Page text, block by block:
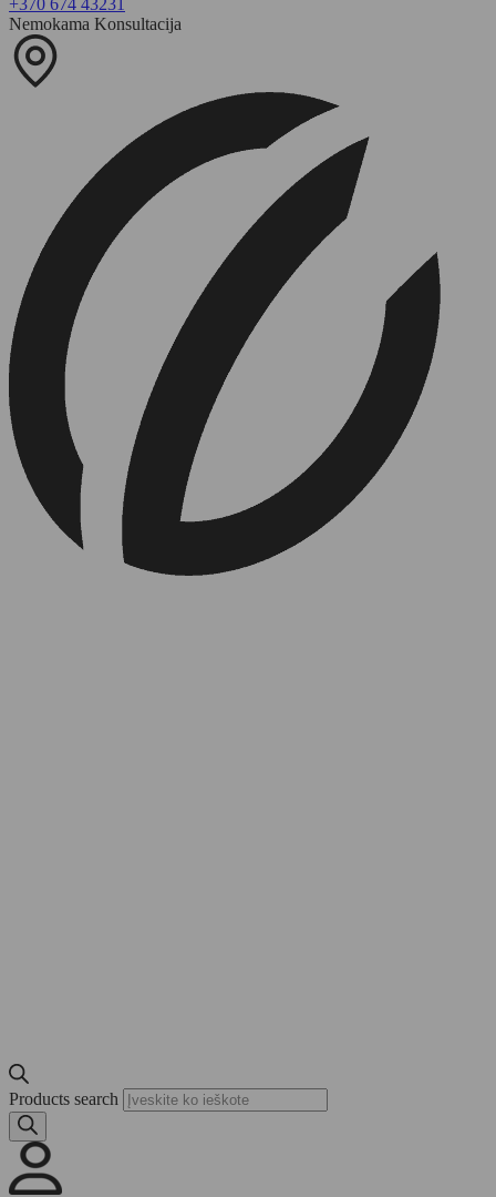
+370 674 43231
Nemokama Konsultacija
Products search